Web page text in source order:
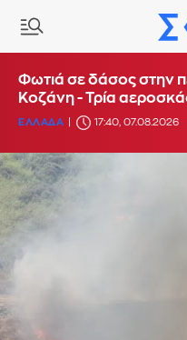
Φωτιά στο Στεφάνι
112 για ετοιμότητα
ΕΛΛΑΔΑ 16:29, 07.08.2026
Φωτιά σε δάσος στην
Κοζάνη - Τρία
ΕΛΛΑΔΑ 17:40, 07.08.2026